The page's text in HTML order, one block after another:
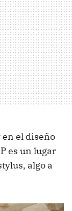
el diseño
es un lugar
algo a